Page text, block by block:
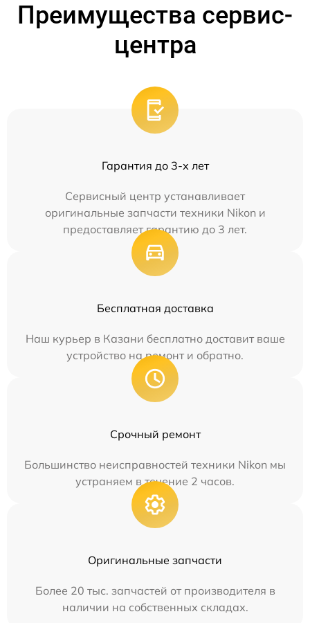
Преимущества сервис-
центра
Гарантия до 3-х лет
Сервисный центр устанавливает
оригинальные запчасти техники Nikon и
предоставляет гарантию до 3 лет.
Бесплатная доставка
Наш курьер в Казани бесплатно доставит ваше
устройство на ремонт и обратно.
Срочный ремонт
Большинство неисправностей техники Nikon мы
устраняем в течение 2 часов.
Оригинальные запчасти
Более 20 тыс. запчастей от производителя в
наличии на собственных складах.